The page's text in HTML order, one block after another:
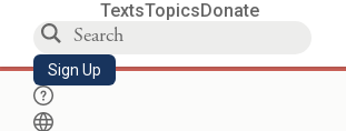
TextsTopicsDonate
Sign Up